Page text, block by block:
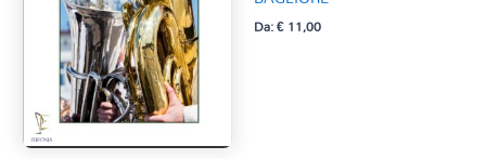
Da:€11,00